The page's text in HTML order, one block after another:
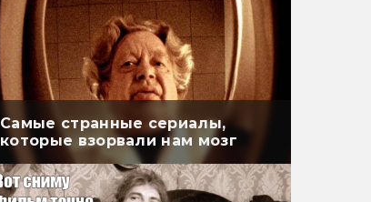
Самые странные сериалы,
которые взорвали нам мозг